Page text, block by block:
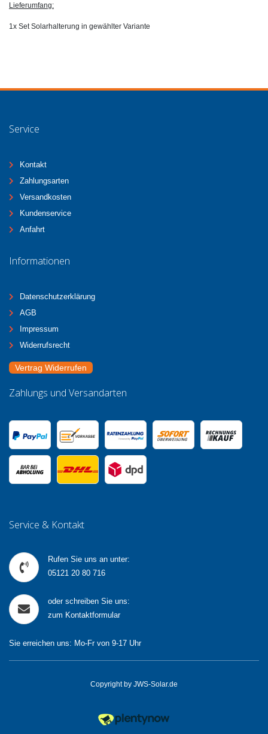
Lieferumfang:
1x Set Solarhalterung in gewählter Variante
Service
Kontakt
Zahlungsarten
Versandkosten
Kundenservice
Anfahrt
Informationen
Datenschutzerklärung
AGB
Impressum
Widerrufsrecht
Vertrag Widerrufen
Zahlungs und Versandarten
Service & Kontakt
Rufen Sie uns an unter:
05121 20 80 716
oder schreiben Sie uns:
zum Kontaktformular
Sie erreichen uns: Mo-Fr von 9-17 Uhr
Copyright by JWS-Solar.de